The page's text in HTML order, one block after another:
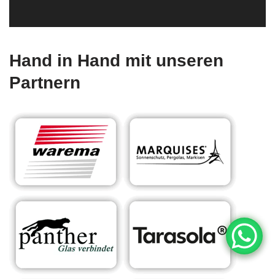
Hand in Hand mit unseren
Partnern